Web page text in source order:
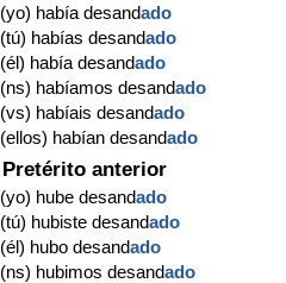
(yo) había desandado
(tú) habías desandado
(él) había desandado
(ns) habíamos desandado
(vs) habíais desandado
(ellos) habían desandado
Pretérito anterior
(yo) hube desandado
(tú) hubiste desandado
(él) hubo desandado
(ns) hubimos desandado